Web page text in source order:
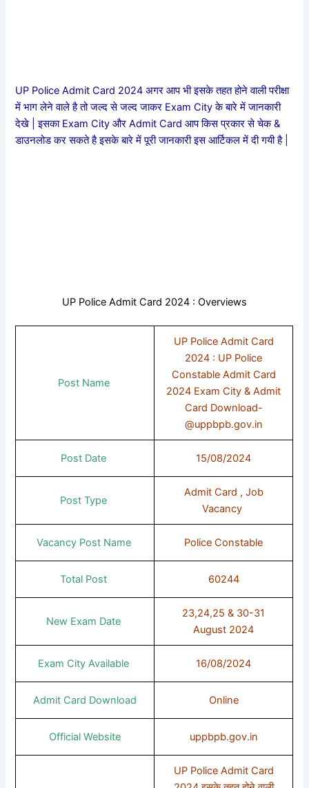
UP Police Admit Card 2024 अगर आप भी इसके तहत होने वाली परीक्षा
में भाग लेने वाले है तो जल्द से जल्द जाकर Exam City के बारे में जानकारी
देखे | इसका Exam City और Admit Card आप किस प्रकार से चेक &
डाउनलोड कर सकते है इसके बारे में पूरी जानकारी इस आर्टिकल में दी गयी है |
UP Police Admit Card 2024 : Overviews
Post Name
UP Police Admit Card
2024 : UP Police
Constable Admit Card
2024 Exam City & Admit
Card Download-
@uppbpb.gov.in
Post Date 15/08/2024
Post Type
Admit Card , Job
Vacancy
Vacancy Post Name Police Constable
Total Post 60244
New Exam Date
23,24,25 & 30-31
August 2024
Exam City Available 16/08/2024
Admit Card Download Online
Official Website uppbpb.gov.in
UP Police Admit Card